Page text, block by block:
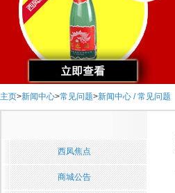
主页>新闻中心>常见问题>新闻中心 / 常见问题
西凤焦点
商城公告